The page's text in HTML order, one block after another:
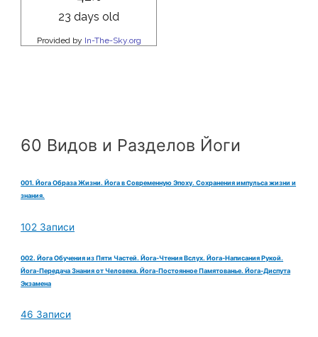
60 Видов и Разделов Йоги
001. Йога Образа Жизни. Йога в Современную Эпоху. Сохранения импульса жизни и
знания.
102 Записи
002. Йога Обучения из Пяти Частей. Йога-Чтения Вслух. Йога-Написания Рукой.
Йога-Передача Знания от Человека. Йога-Постоянное Памятованье. Йога-Диспута
Экзамена
46 Записи